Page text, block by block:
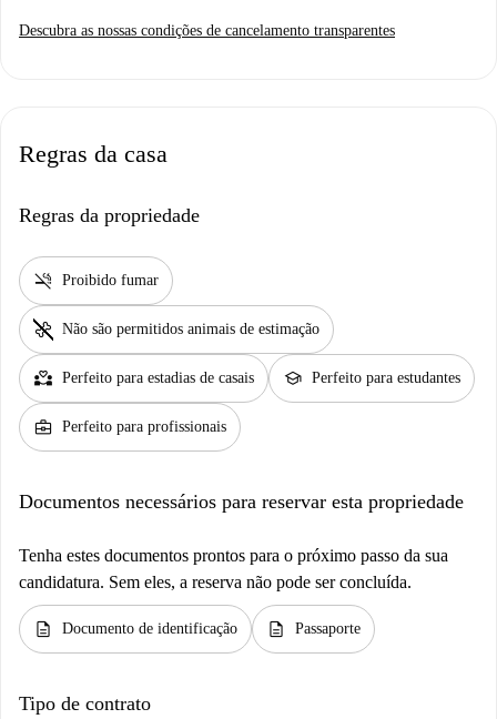
Descubra as nossas condições de cancelamento transparentes
Regras da casa
Regras da propriedade
smoke_free Proibido fumar
pet_supplies Não são permitidos animais de estimação
partner_heart Perfeito para estadias de casais school Perfeito para estudantes
business_center Perfeito para profissionais
Documentos necessários para reservar esta propriedade
Tenha estes documentos prontos para o próximo passo da sua
candidatura. Sem eles, a reserva não pode ser concluída.
description Documento de identificação description Passaporte
Tipo de contrato